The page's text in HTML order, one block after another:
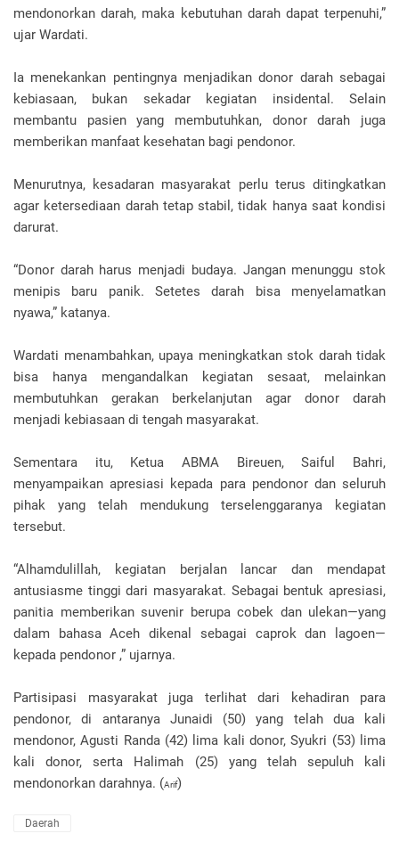
mendonorkan darah, maka kebutuhan darah dapat terpenuhi,”
ujar Wardati.
‎Ia menekankan pentingnya menjadikan donor darah sebagai
kebiasaan, bukan sekadar kegiatan insidental. Selain
membantu pasien yang membutuhkan, donor darah juga
memberikan manfaat kesehatan bagi pendonor.
‎Menurutnya, kesadaran masyarakat perlu terus ditingkatkan
agar ketersediaan darah tetap stabil, tidak hanya saat kondisi
darurat.
‎“Donor darah harus menjadi budaya. Jangan menunggu stok
menipis baru panik. Setetes darah bisa menyelamatkan
nyawa,” katanya.
‎Wardati menambahkan, upaya meningkatkan stok darah tidak
bisa hanya mengandalkan kegiatan sesaat, melainkan
membutuhkan gerakan berkelanjutan agar donor darah
menjadi kebiasaan di tengah masyarakat.
‎Sementara itu, Ketua ABMA Bireuen, Saiful Bahri,
menyampaikan apresiasi kepada para pendonor dan seluruh
pihak yang telah mendukung terselenggaranya kegiatan
tersebut.
‎“Alhamdulillah, kegiatan berjalan lancar dan mendapat
antusiasme tinggi dari masyarakat. Sebagai bentuk apresiasi,
panitia memberikan suvenir berupa cobek dan ulekan—yang
dalam bahasa Aceh dikenal sebagai caprok dan lagoen—
kepada pendonor ,” ujarnya.
‎Partisipasi masyarakat juga terlihat dari kehadiran para
pendonor, di antaranya Junaidi (50) yang telah dua kali
mendonor, Agusti Randa (42) lima kali donor, Syukri (53) lima
kali donor, serta Halimah (25) yang telah sepuluh kali
mendonorkan darahnya. (Arif)
Daerah